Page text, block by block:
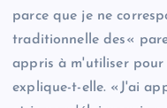
parce que je ne
traditionnelle des«
appris à m'utiliser
explique-t-elle. «J'ai